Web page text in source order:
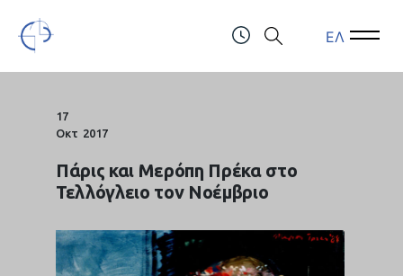
Open Menu ΕΛ Open
17
Οκτ 2017
Πάρις και Μερόπη Πρέκα στο
Τελλόγλειο τον Νοέμβριο